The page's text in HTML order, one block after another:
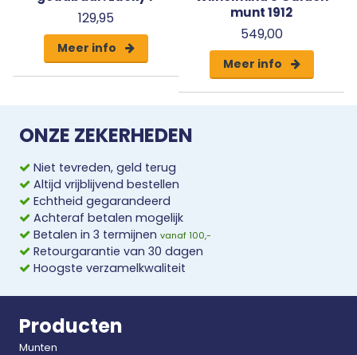
Massief gouden Goudbaar Lucky 7
Massief gouden Goudbaar Hoefijzer
De gehele set in één keer bestellen? Dat kan
natuurlijk ook, via de volgende link:Lucky Gold Bar
Vier wordt geleverd in een gratis speciale Lucky
Gold Bar verzamelblister. Hierin kunt u ook de
overige vier Lucky Gold bars toevoegen.
129,95
Meer info
munt 1912
549,00
Meer info
ONZE ZEKERHEDEN
Niet tevreden, geld terug
Altijd vrijblijvend bestellen
Echtheid gegarandeerd
Achteraf betalen mogelijk
Betalen in 3 termijnen vanaf 100,-
Retourgarantie van 30 dagen
Hoogste verzamelkwaliteit
Producten
Munten